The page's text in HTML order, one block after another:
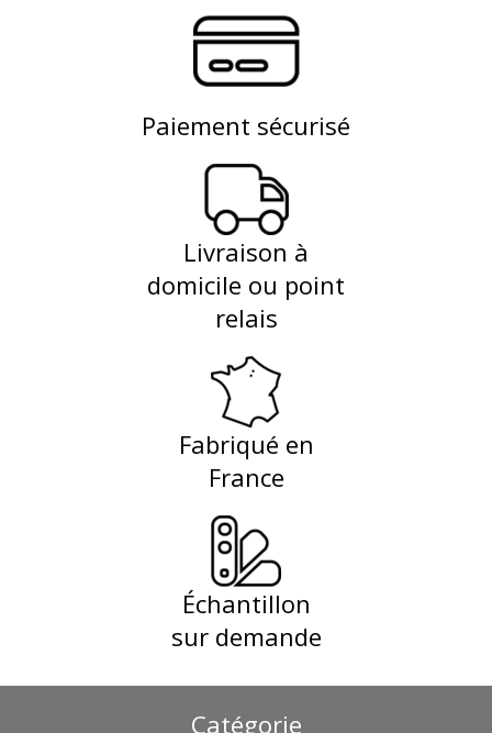
Paiement sécurisé
Livraison à
domicile ou point
relais
Fabriqué en
France
Échantillon
sur demande
Catégorie